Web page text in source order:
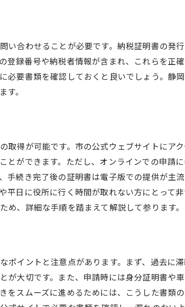
のコツ
手続きをスムーズに
法
ービスを選ぶには
関する体験談
、必要書類の確認
納税証明書取得法
活用法
メリットとデメリット
きフロー
頼の手順
合わせることが必要です。納税証明書の発
録番号や納税者情報が含まれ、これらを正
要書類を確認しておくと良いでしょう。静
。
得が可能です。市の公式ウェブサイトにア
ができます。ただし、オンラインでの申請
続き完了後の証明書は電子版での提供が主
日に役所に行く時間が取れない方にとって
、詳細な手順を踏まえて解説して参ります。
イントと注意点があります。まず、過去に
大切です。また、申請時には身分証明書や
スムーズに進めるためには、こうした書類